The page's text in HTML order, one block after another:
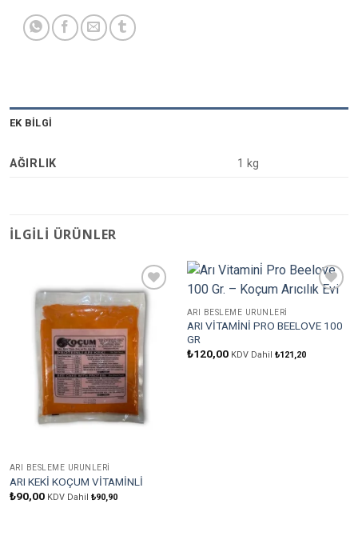
EK BILGI
AĞIRLIK 1 kg
İLGILI ÜRÜNLER
Favorilere
Ekle
ARI BESLEME ÜRÜNLERI
ARI KEKİ KOÇUM VİTAMİNLİ
₺90,00 KDV Dahil ₺90,90
ARI BESLEME ÜRÜNLERI
ARI VİTAMİNİ PRO BEELOVE 100
GR
₺120,00 KDV Dahil ₺121,20